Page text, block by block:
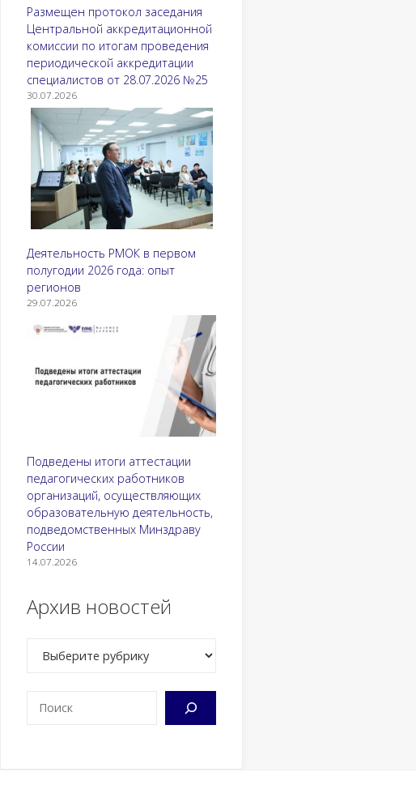
Размещен протокол заседания
Центральной аккредитационной
комиссии по итогам проведения
периодической аккредитации
специалистов от 28.07.2026 №25
30.07.2026
Деятельность РМОК в первом
полугодии 2026 года: опыт
регионов
29.07.2026
Подведены итоги аттестации
педагогических работников
организаций, осуществляющих
образовательную деятельность,
подведомственных Минздраву
России
14.07.2026
Архив новостей